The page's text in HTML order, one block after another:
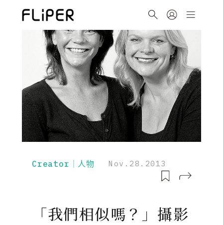
Creator｜人物 Nov.28.2013
「我們相似嗎？」攝影